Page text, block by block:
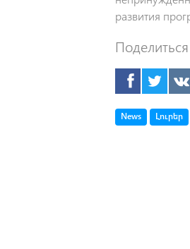
развития
Поделиться
TagNews TagԼուրեր